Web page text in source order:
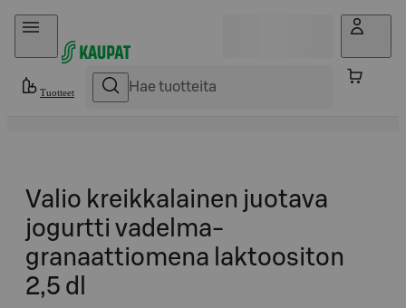
Hyppää sisältöön
Tuotteet
Valio kreikkalainen juotava
jogurtti vadelma-
granaattiomena laktoositon
2,5 dl